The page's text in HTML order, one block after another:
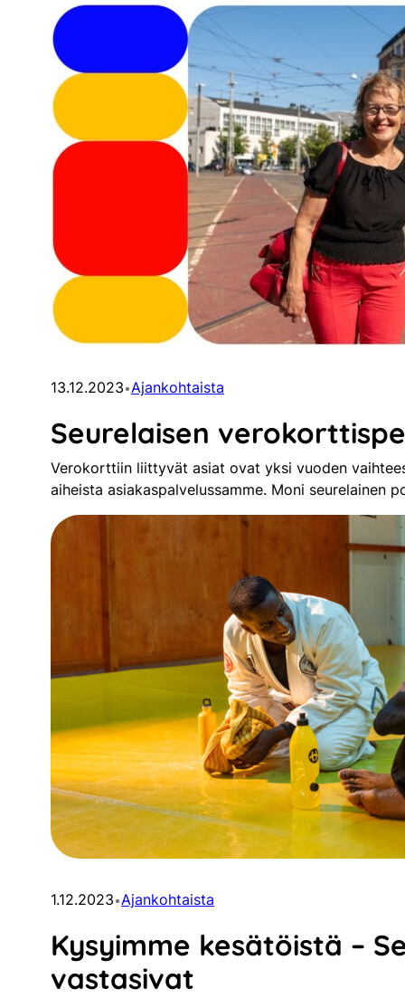
13.12.2023•Ajankohtaista
Seurelaisen
Verokorttiin liittyvät asiat ovat yksi vuoden
aiheista asiakaspalvelussamme. Moni seurelainen
1.12.2023•Ajankohtaista
Kysyimme kesätöistä –
vastasivat